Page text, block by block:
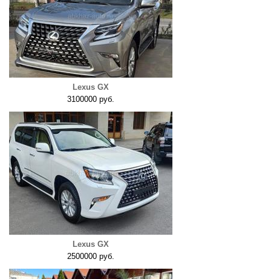
Lexus GX
3100000 руб.
Lexus GX
2500000 руб.